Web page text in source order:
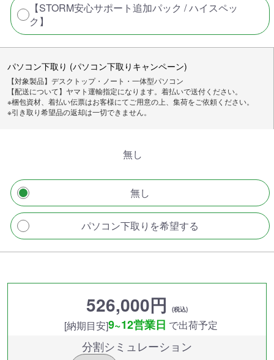
【STORM安心サポート追加パック / ハイスペッ
ク】
パソコン下取り (パソコン下取りキャンペーン)
【対象製品】デスクトップ・ノート・一体型パソコン
【配送について】ヤマト運輸指定になります。着払いで送付ください。
※梱包資材、着払い伝票はお客様にてご用意の上、集荷をご依頼ください。
※引き取り希望品の返却は一切できません。
無し
無し
パソコン下取りを希望する
526,000円 (税込)
[納期目安]9~12営業日 で出荷予定
分割シミュレーション